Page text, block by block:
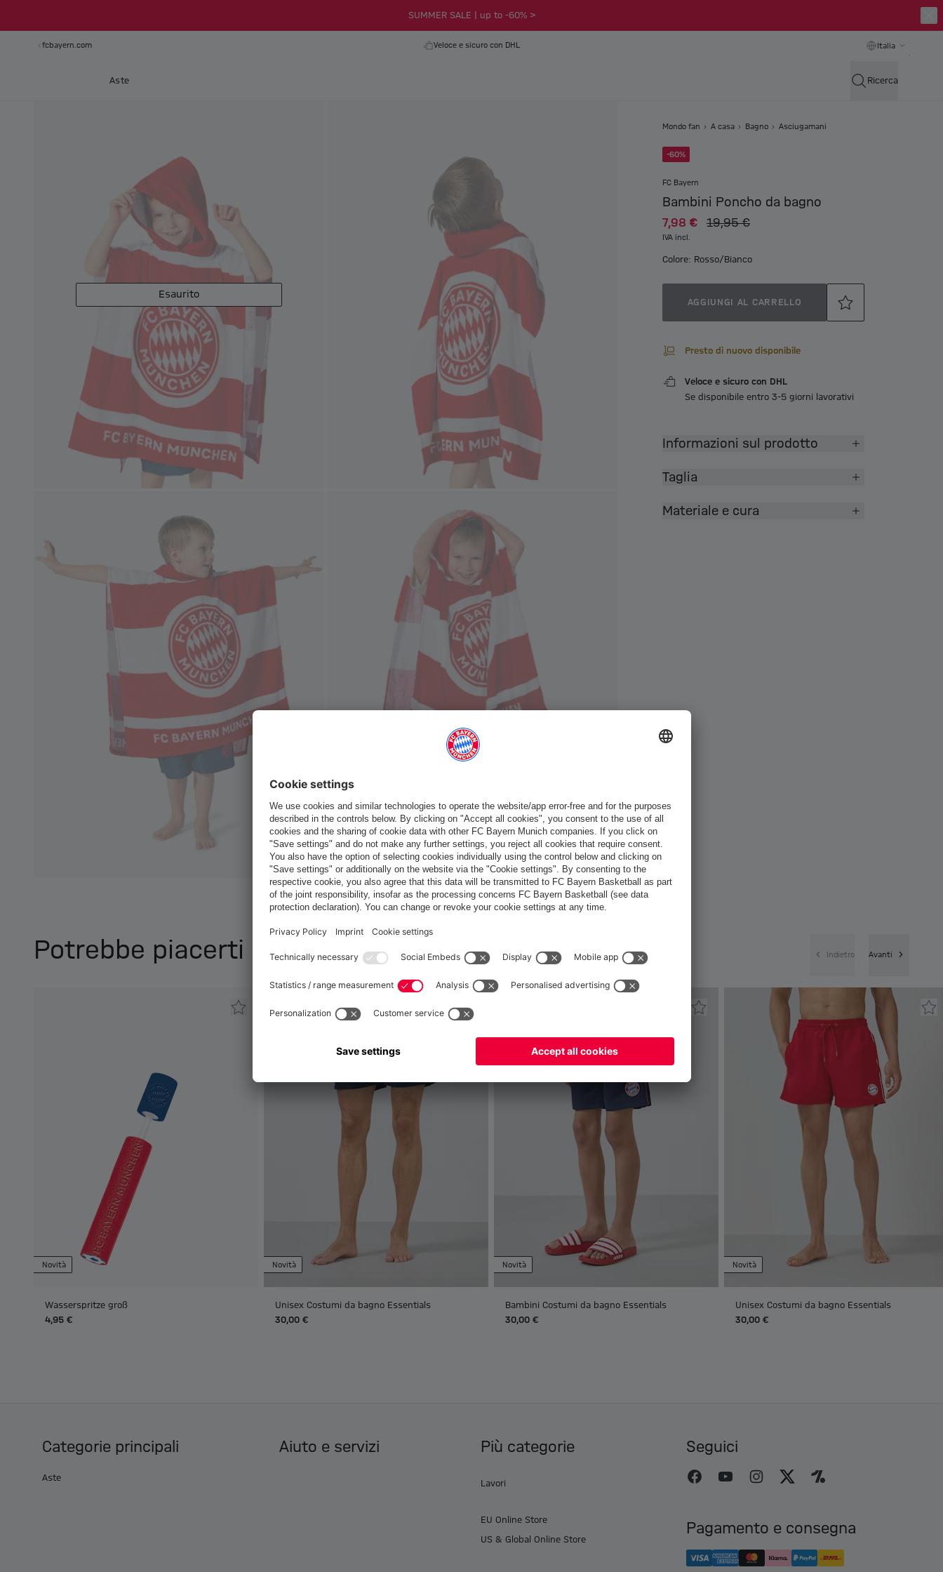
SUMMER SALE | up to -60% >
fcbayern.com Veloce e sicuro con DHL Italia
Aste Ricerca
Esaurito
Mondo fan A casa Bagno Asciugamani
-60%
FC Bayern
Bambini Poncho da bagno
7,98 € 19,95 €
IVA incl.
Colore: Rosso/Bianco
AGGIUNGI AL CARRELLO
Presto di nuovo disponibile
Veloce e sicuro con DHL
Se disponibile entro 3-5 giorni lavorativi
Informazioni sul prodotto
Taglia
Materiale e cura
Potrebbe piacerti anche questo Indietro Avanti
Novità
Wasserspritze groß
4,95 €
Novità
Unisex Costumi da bagno Essentials
30,00 €
Novità
Bambini Costumi da bagno Essentials
30,00 €
Novità
Unisex Costumi da bagno Essentials
30,00 €
Categorie principali
Aste
Aiuto e servizi Più categorie
Lavori
EU Online Store
US & Global Online Store
Seguici
Pagamento e consegna
Vuoi rimanere nel negozioItaliano ?
Globaleper consegnare lì!